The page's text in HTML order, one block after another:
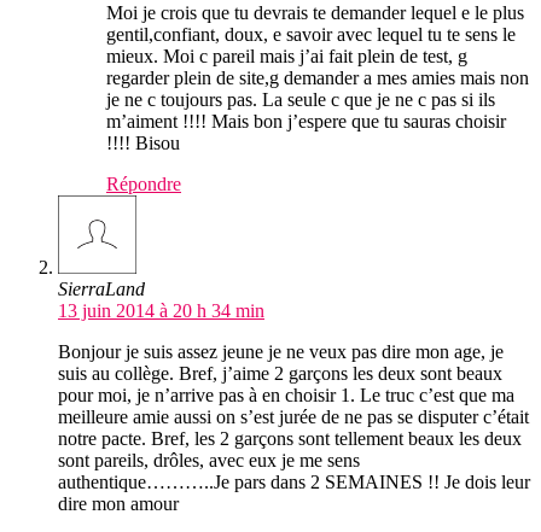
Moi je crois que tu devrais te demander lequel e le plus
gentil,confiant, doux, e savoir avec lequel tu te sens le
mieux. Moi c pareil mais j’ai fait plein de test, g
regarder plein de site,g demander a mes amies mais non
je ne c toujours pas. La seule c que je ne c pas si ils
m’aiment !!!! Mais bon j’espere que tu sauras choisir
!!!! Bisou
Répondre
SierraLand
13 juin 2014 à 20 h 34 min
Bonjour je suis assez jeune je ne veux pas dire mon age, je
suis au collège. Bref, j’aime 2 garçons les deux sont beaux
pour moi, je n’arrive pas à en choisir 1. Le truc c’est que ma
meilleure amie aussi on s’est jurée de ne pas se disputer c’était
notre pacte. Bref, les 2 garçons sont tellement beaux les deux
sont pareils, drôles, avec eux je me sens
authentique………..Je pars dans 2 SEMAINES !! Je dois leur
dire mon amour